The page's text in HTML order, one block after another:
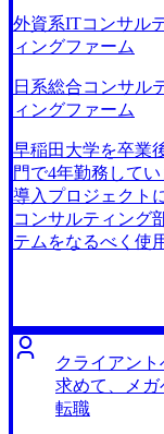
います。 今回は希
ンサルタントとし
しかし、もっと幅
入れた経験をして
収1000万円、転職
ところ経営層のク
インされるため非
め、ずっと同じよ
ィを割いている今
うと確信し転職を
最初のきっかけは
にMyVisionさん経
談をお願いしたと
ん紹介してくださ
てくださいました
マンツーマンで行
たです。当初は構
が苦手だったので
進めていくこと
た。 担当してく
っかりお伝えした
外資系ITコンサル
ィングファーム
日系総合コンサル
ィングファーム
早稲田大学を卒業
門で4年勤務して
導入プロジェクト
コンサルティング
テムをなるべく使
剰にシステムを導
心暗鬼になってし
造業が多く、専門
前職で働き続けて
ていました。 そ
ライアントの課題
クライアン
求めて、メ
転職